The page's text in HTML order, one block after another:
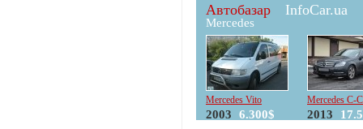
Автобазар InfoCar.ua
Mercedes
Mercedes Vito
2003 6.300$
Mercedes C-
2013